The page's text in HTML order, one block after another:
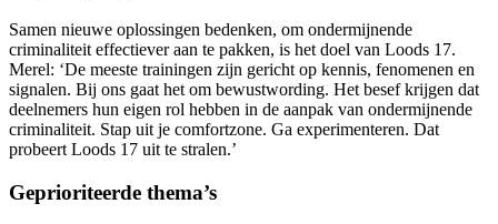
Samen nieuwe oplossingen bedenken, om ondermijnende
criminaliteit effectiever aan te pakken, is het doel van Loods 17.
Merel: ‘De meeste trainingen zijn gericht op kennis, fenomenen en
signalen. Bij ons gaat het om bewustwording. Het besef krijgen dat
deelnemers hun eigen rol hebben in de aanpak van ondermijnende
criminaliteit. Stap uit je comfortzone. Ga experimenteren. Dat
probeert Loods 17 uit te stralen.’
Geprioriteerde thema’s